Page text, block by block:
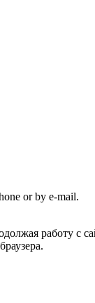
or by e-mail.
работу с